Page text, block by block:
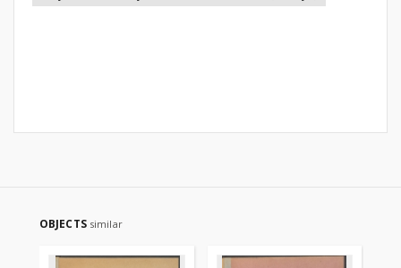
OBJECTS similar